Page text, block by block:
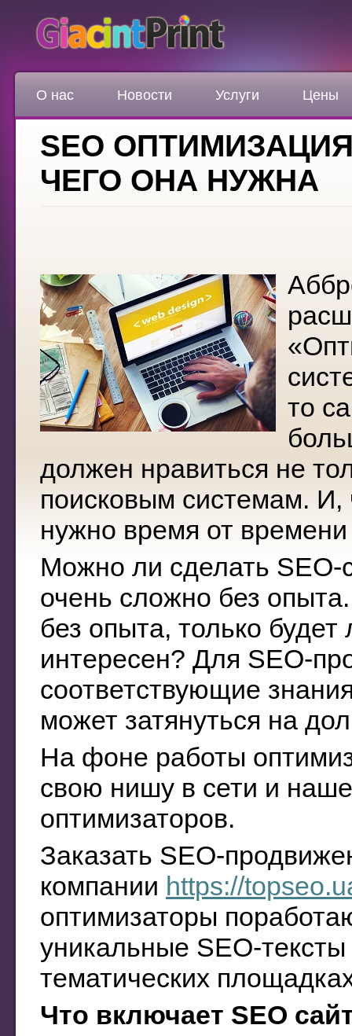
О нас Новости Услуги Цены
SEO
ЧЕГО ОНА НУЖНА
то
должен нравиться не
поисковым системам.
нужно время от
Можно ли сделать
очень сложно без
без опыта, только
интересен? Для SEO-
соответствующие
может затянуться на
На фоне работы
свою нишу в сети и
оптимизаторов.
Заказать SEO-
компании https://
оптимизаторы
уникальные SEO-
тематических
Что включает SEO